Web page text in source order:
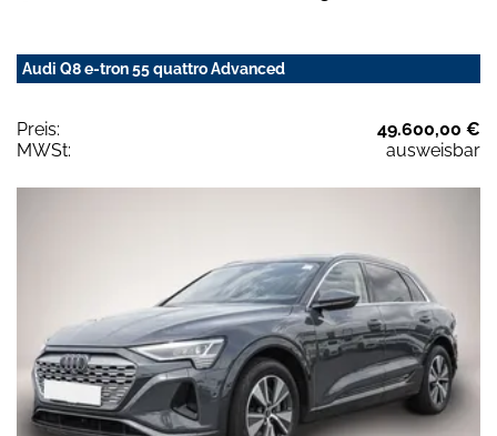
Audi Q8 e-tron 55 quattro Advanced
Preis:
49.600,00 €
MWSt:
ausweisbar